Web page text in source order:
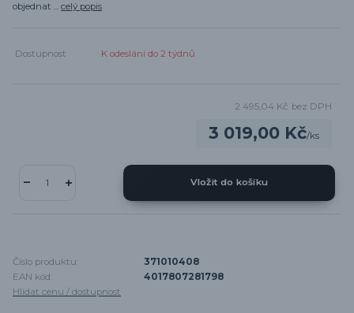
objednat ... celý popis
Dostupnost K odeslání do 2 týdnů
3 019,00 Kč/ks
2 495,04 Kč bez DPH
Vložit do košíku
Číslo produktu:
371010408
EAN kód:
4017807281798
Hlídat cenu / dostupnost